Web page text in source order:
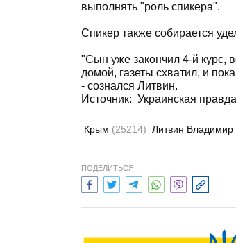
выполнять "роль спикера".
Спикер также собирается
"Сын уже закончил 4-й курс,
домой, газеты cхватил, и
- сознался Литвин.
Источник: Украинская правда
Крым (25214) Литвин Владимир
ПОДЕЛИТЬСЯ: